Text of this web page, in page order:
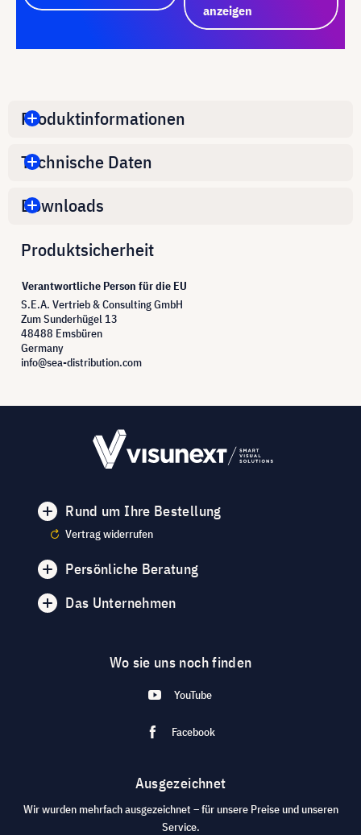
anzeigen
Produktinformationen
Technische Daten
Downloads
Produktsicherheit
Verantwortliche Person für die EU
S.E.A. Vertrieb & Consulting GmbH
Zum Sunderhügel 13
48488 Emsbüren
Germany
info@sea-distribution.com
Rund um Ihre Bestellung
Vertrag widerrufen
Persönliche Beratung
Das Unternehmen
Wo sie uns noch finden
YouTube
Facebook
Ausgezeichnet
Wir wurden mehrfach ausgezeichnet – für unsere Preise und unseren
Service.